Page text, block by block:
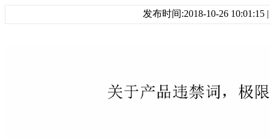
发布时间:2018-10-26 10:01:15